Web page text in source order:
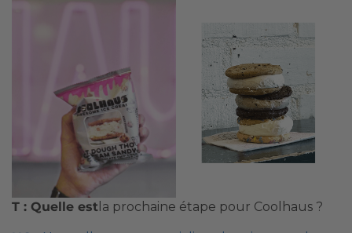
T : Quelle est la prochaine étape pour Coolhaus ?